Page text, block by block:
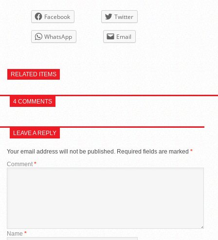
Facebook Twitter
WhatsApp Email
RELATED ITEMS
4 COMMENTS
LEAVE A REPLY
Your email address will not be published. Required fields are marked *
Comment*
Name *